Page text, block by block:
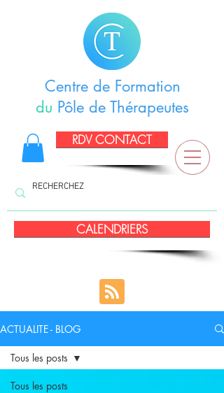
Centre de Formation
du Pôle de Thérapeutes
RDV CONTACT
CALENDRIERS
ACTUALITE - BLOG
Tous les posts
Tous les posts